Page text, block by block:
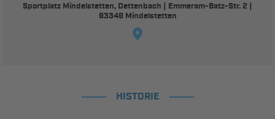
Sportplatz Mindelstetten, Dettenbach | Emmeram-Batz-Str. 2 |
93349 Mindelstetten
HISTORIE